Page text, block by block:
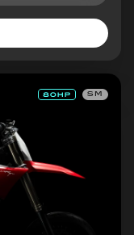
SM